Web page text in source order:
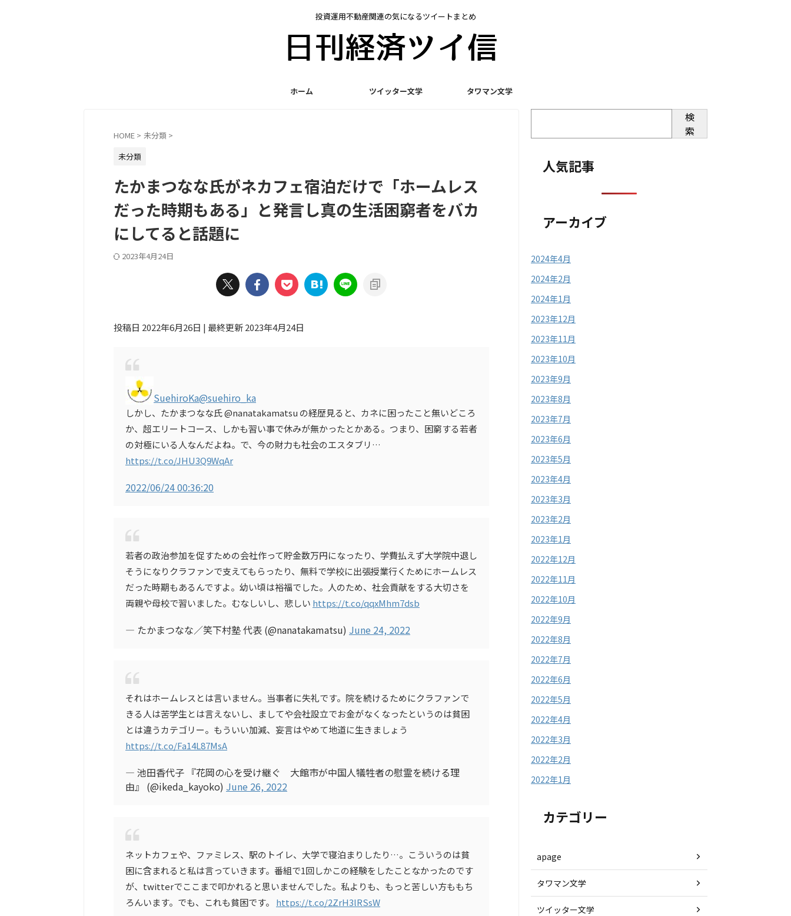
投資運用不動産関連の気になるツイートまとめ
ホーム ツイッター文学 タワマン文学
HOME > 未分類 >
未分類
たかまつなな氏がネカフェ宿泊だけで「ホームレス
だった時期もある」と発言し真の生活困窮者をバカ
にしてると話題に
2023年4月24日
投稿日 2022年6月26日 | 最終更新 2023年4月24日
SuehiroKa@suehiro_ka
しかし、たかまつなな氏 @nanatakamatsu の経歴見ると、カネに困ったこと無いどころ
か、超エリートコース、しかも習い事で休みが無かったとかある。つまり、困窮する若者
の対極にいる人なんだよね。で、今の財力も社会のエスタブリ…
https://t.co/JHU3Q9WqAr
2022/06/24 00:36:20
若者の政治参加を促すための会社作って貯金数万円になったり、学費払えず大学院中退し
そうになりクラファンで支えてもらったり、無料で学校に出張授業行くためにホームレス
だった時期もあるんですよ。幼い頃は裕福でした。人のため、社会貢献をする大切さを
両親や母校で習いました。むなしいし、悲しい https://t.co/qqxMhm7dsb
— たかまつなな／笑下村塾 代表 (@nanatakamatsu) June 24, 2022
それはホームレスとは言いません。当事者に失礼です。院を続けるためにクラファンで
きる人は苦学生とは言えないし、ましてや会社設立でお金がなくなったというのは貧困
とは違うカテゴリー。もういい加減、妄言はやめて地道に生きましょう
https://t.co/Fa14L87MsA
— 池田香代子 『花岡の心を受け継ぐ 大館市が中国人犠牲者の慰霊を続ける理
由』 (@ikeda_kayoko) June 26, 2022
ネットカフェや、ファミレス、駅のトイレ、大学で寝泊まりしたり…。こういうのは貧
困に含まれると私は言っていきます。番組で1回しかこの経験をしたことなかったのです
が、twitterでここまで叩かれると思いませんでした。私よりも、もっと苦しい方ももち
ろんいます。でも、これも貧困です。 https://t.co/2ZrH3lRSsW
検
索
人気記事
アーカイブ
2024年4月
2024年2月
2024年1月
2023年12月
2023年11月
2023年10月
2023年9月
2023年8月
2023年7月
2023年6月
2023年5月
2023年4月
2023年3月
2023年2月
2023年1月
2022年12月
2022年11月
2022年10月
2022年9月
2022年8月
2022年7月
2022年6月
2022年5月
2022年4月
2022年3月
2022年2月
2022年1月
カテゴリー
apage
タワマン文学
ツイッター文学